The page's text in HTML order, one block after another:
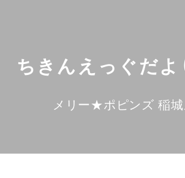
ちきんえっぐだよ
メリー★ポピンズ 稲城